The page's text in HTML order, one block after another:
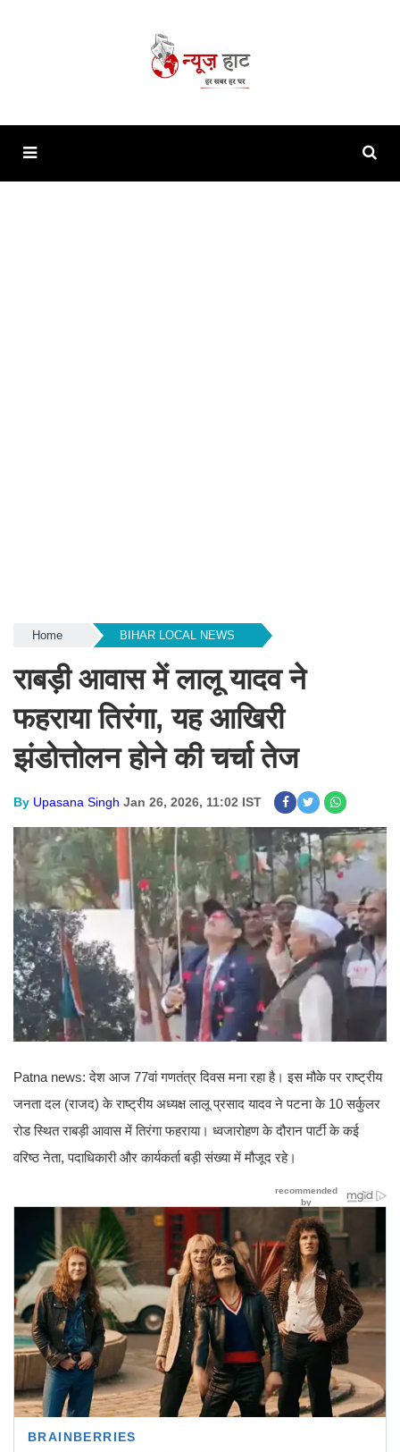
Home BIHAR LOCAL NEWS
राबड़ी आवास में लालू यादव ने
फहराया तिरंगा, यह आखिरी
झंडोत्तोलन होने की चर्चा तेज
By Upasana Singh Jan 26, 2026, 11:02 IST
Patna news: देश आज 77वां गणतंत्र दिवस मना रहा है। इस मौके पर राष्ट्रीय
जनता दल (राजद) के राष्ट्रीय अध्यक्ष लालू प्रसाद यादव ने पटना के 10 सर्कुलर
रोड स्थित राबड़ी आवास में तिरंगा फहराया। ध्वजारोहण के दौरान पार्टी के कई
वरिष्ठ नेता, पदाधिकारी और कार्यकर्ता बड़ी संख्या में मौजूद रहे।